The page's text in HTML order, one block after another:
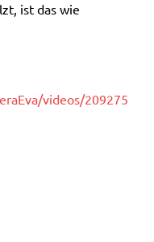
ist das wie
videos/209275